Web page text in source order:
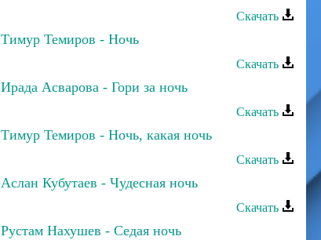
Скачать
Тимур Темиров - Ночь
Скачать
Ирада Асварова - Гори за ночь
Скачать
Тимур Темиров - Ночь, какая ночь
Скачать
Аслан Кубутаев - Чудесная ночь
Скачать
Рустам Нахушев - Седая ночь